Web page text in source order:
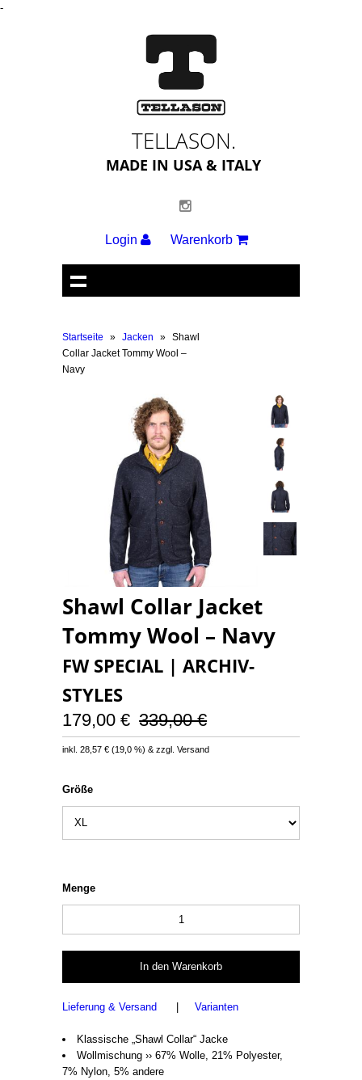
-
TELLASON.
MADE IN USA & ITALY
Login Warenkorb
Startseite » Jacken » Shawl
Collar Jacket Tommy Wool –
Navy
Shawl Collar Jacket
Tommy Wool – Navy
FW SPECIAL | ARCHIV-
STYLES
179,00 € 339,00 €
inkl.28,57 € (19,0 %) & zzgl. Versand
Größe
Menge
Lieferung & Versand | Varianten
Klassische „Shawl Collar“ Jacke
Wollmischung ›› 67% Wolle, 21% Polyester,
7% Nylon, 5% andere